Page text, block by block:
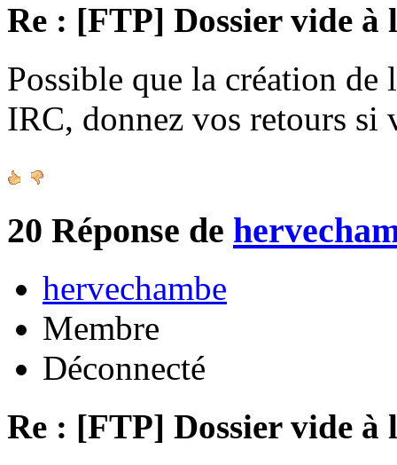
Re : [FTP] Dossier vide à
Possible que la création de
IRC, donnez vos retours si
20 Réponse de
hervechambe
Membre
Déconnecté
Re : [FTP] Dossier vide à